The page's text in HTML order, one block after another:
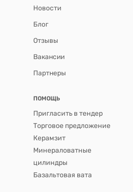
Новости
Блог
Отзывы
Вакансии
Партнеры
ПОМОЩЬ
Пригласить в тендер
Торговое предложение
Керамзит
Минераловатные
цилиндры
Базальтовая вата